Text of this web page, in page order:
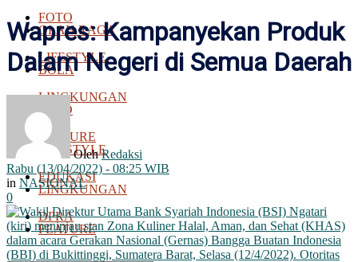
FOTO
LIFESTYLE
LINGKUNGAN
FEATURE
EDUKASI
DPRA
OLAH RAGA
BOLA
FOTO
LIFESTYLE
LINGKUNGAN
FEATURE
Wapres: Kampanyekan Produk
Dalam Negeri di Semua Daerah
Oleh Redaksi
Rabu (13/04/2022) - 08:25 WIB
in NASIONAL
0